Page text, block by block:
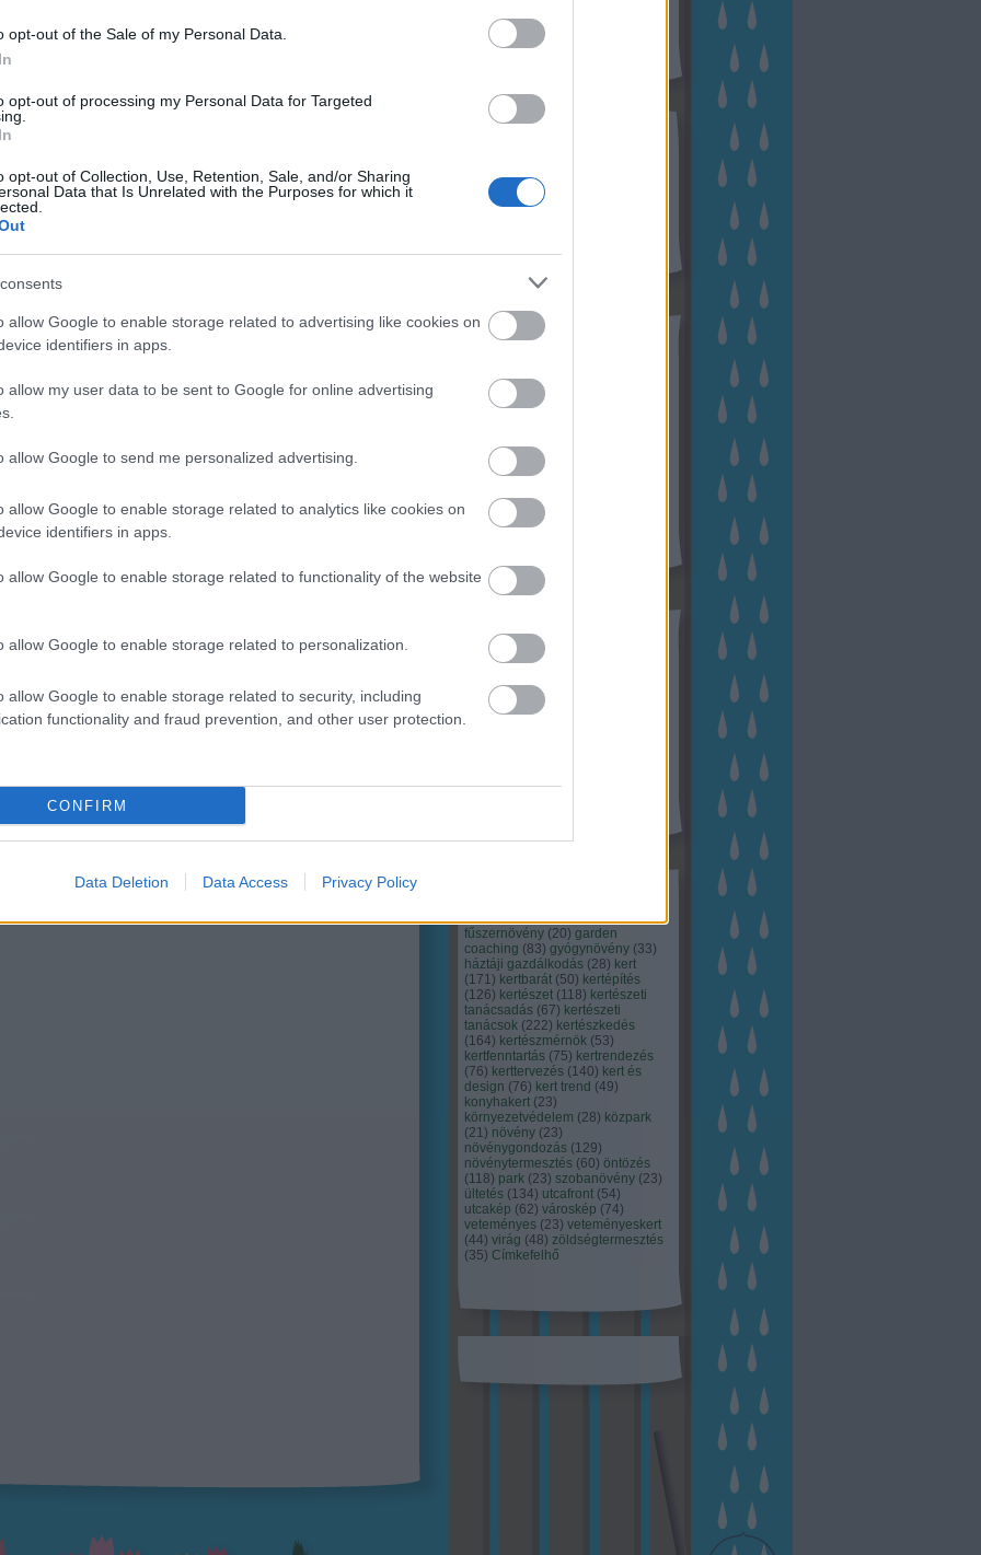
opt-out of the Sale of my Personal Data.
opt-out of processing my Personal Data for Targeted
opt-out of Collection, Use, Retention, Sale, and/or Sharing
Data that Is Unrelated with the Purposes for which it
allow Google to enable storage related to advertising like cookies on
identifiers in apps.
allow my user data to be sent to Google for online advertising
allow Google to send me personalized advertising.
allow Google to enable storage related to analytics like cookies on
identifiers in apps.
allow Google to enable storage related to functionality of the website
allow Google to enable storage related to personalization.
allow Google to enable storage related to security, including
functionality and fraud prevention, and other user protection.
CONFIRM
Data Deletion Data Access Privacy Policy
a nyár és a nyaralás szavak közti hasonlóság,
hónap a kikapcsolódás, utazás, pihenés időszaka, a
azért kuporgatják drága szabadnapjaikat, hogy
egy-két hétre maguk mögött hagyhassák a
környezetet, és lazítsanak, távol az…
hobbykertészet
alacsony fényigényű
hobbikertészet pázsit gondozása
növényápolás
Kertészete
Hírlevél feliratkozás
Youtube csatornám
Archívum
2022 október
2022 szeptember
2022 augusztus
2022 április
(3
2021 december
2021 augusztus
Tovább
...
Budapest (45) dísznövény (116)
fűszernövény (20) garden
coaching (83) gyógynövény (33)
háztáji gazdálkodás (28) kert
(171) kertbarát (50) kertépítés
(126) kertészet (118) kertészeti
tanácsadás (67) kertészeti
tanácsok (222) kertészkedés
(164) kertészmérnök (53)
kertfenntartás (75) kertrendezés
(76) kerttervezés (140) kert és
design (76) kert trend (49)
konyhakert (23)
környezetvédelem (28) közpark
(21) növény (23)
növénygondozás (129)
növénytermesztés (60) öntözés
(118) park (23) szobanövény (23)
ültetés (134) utcafront (54)
utcakép (62) városkép (74)
veteményes (23) veteményeskert
(44) virág (48) zöldségtermesztés
(35) Címkefelhő